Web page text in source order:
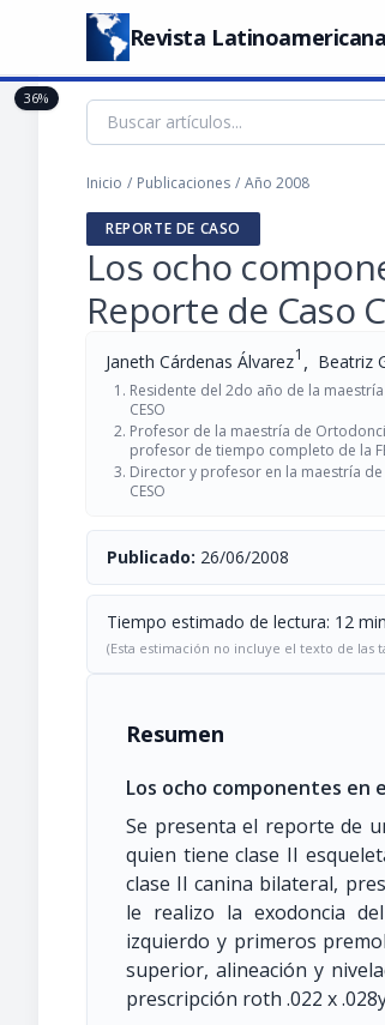
Revista
Inicio / Publicaciones / Año 2008
REPORTE DE CASO
Los ocho
Reporte de Caso
Janeth Cárdenas Álvarez1 , Beatriz
Residente del 2do año de la
CESO
Profesor de la maestría de
profesor de tiempo completo de la
Director y profesor en la maestría
CESO
Publicado: 26/06/2008
Tiempo estimado de lectura: 12
(Esta estimación no incluye el texto de las
Resumen
Los ocho componentes en
Se presenta el reporte de
quien tiene clase II
clase II canina bilateral,
le realizo la exodoncia
izquierdo y primeros
superior, alineación y
prescripción roth .022 x
36%